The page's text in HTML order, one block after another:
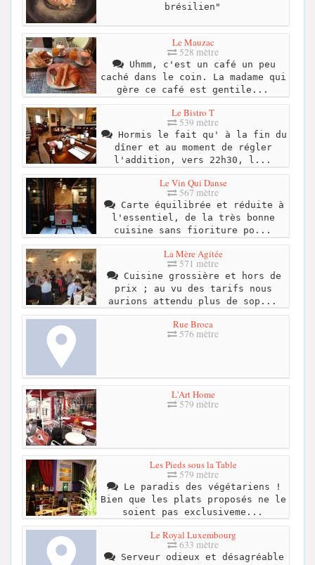
brésilien"
Le Mauzac
528 mètre
Uhmm, c'est un café un peu
caché dans le coin. La madame qui
gère ce café est gentile...
Le Bistro T
539 mètre
Hormis le fait qu' à la fin du
dîner et au moment de régler
l'addition, vers 22h30, l...
Le Vin Qui Danse
567 mètre
Carte équilibrée et réduite à
l'essentiel, de la très bonne
cuisine sans fioriture po...
La Mère Agitée
571 mètre
Cuisine grossière et hors de
prix ; au vu des tarifs nous
aurions attendu plus de sop...
Rue Broca
576 mètre
L'Art Home
579 mètre
Les Pieds sous la Table
579 mètre
Le paradis des végétariens !
Bien que les plats proposés ne le
soient pas exclusiveme...
Le Royal Luxembourg
633 mètre
Serveur odieux et désagréable